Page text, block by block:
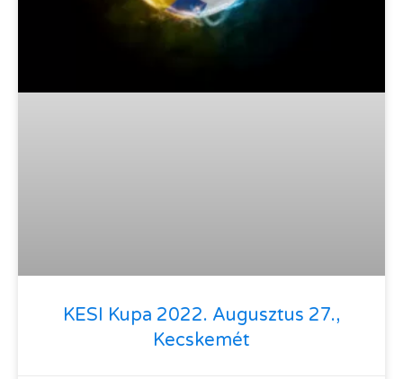
KESI Kupa 2022. Augusztus 27.,
Kecskemét